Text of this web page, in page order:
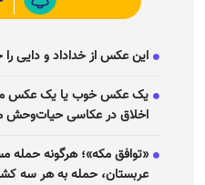
این عکس از خداداد و دایی
یک عکس خوب یا یک عکس
اخلاق در عکاسی حیات‌وحش
«توافق مکه»؛ هرگونه حمله
عربستان، حمله به هر سه